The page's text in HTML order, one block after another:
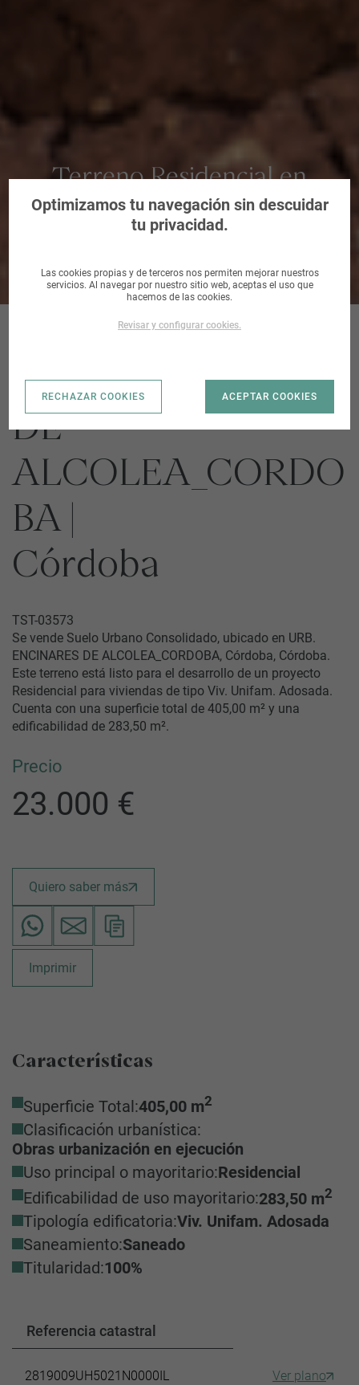
Terreno Residencial en
Córdoba
URB. ENCINARES
DE
ALCOLEA_CORDO
BA |
Córdoba
TST-03573
Se vende Suelo Urbano Consolidado, ubicado en URB.
ENCINARES DE ALCOLEA_CORDOBA, Córdoba, Córdoba.
Este terreno está listo para el desarrollo de un proyecto
Residencial para viviendas de tipo Viv. Unifam. Adosada.
Cuenta con una superficie total de 405,00 m² y una
edificabilidad de 283,50 m².
Precio
23.000 €
Quiero saber más
Imprimir
Características
Superficie Total:405,00 m2
Clasificación urbanística:
Obras urbanización en ejecución
Uso principal o mayoritario:Residencial
Edificabilidad de uso mayoritario:283,50 m2
Tipología edificatoria:Viv. Unifam. Adosada
Saneamiento:Saneado
Titularidad:100%
Referencia catastral
2819009UH5021N0000IL Ver plano
Optimizamos tu navegación sin descuidar
tu privacidad.
Las cookies propias y de terceros nos permiten mejorar nuestros
servicios. Al navegar por nuestro sitio web, aceptas el uso que
hacemos de las cookies.
Revisar y configurar cookies.
RECHAZAR COOKIES ACEPTAR COOKIES